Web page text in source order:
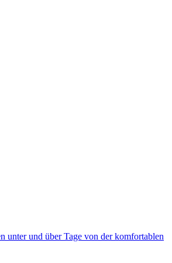
unter und über Tage von der komfortablen